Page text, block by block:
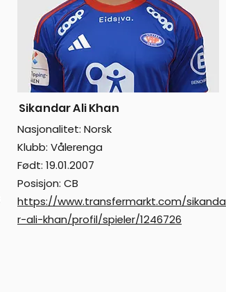
Sikandar Ali Khan
Nasjonalitet: Norsk
Klubb: Vålerenga
Født: 19.01.2007
Posisjon: CB
https://www.transfermarkt.com/sikanda
r-ali-khan/profil/spieler/1246726